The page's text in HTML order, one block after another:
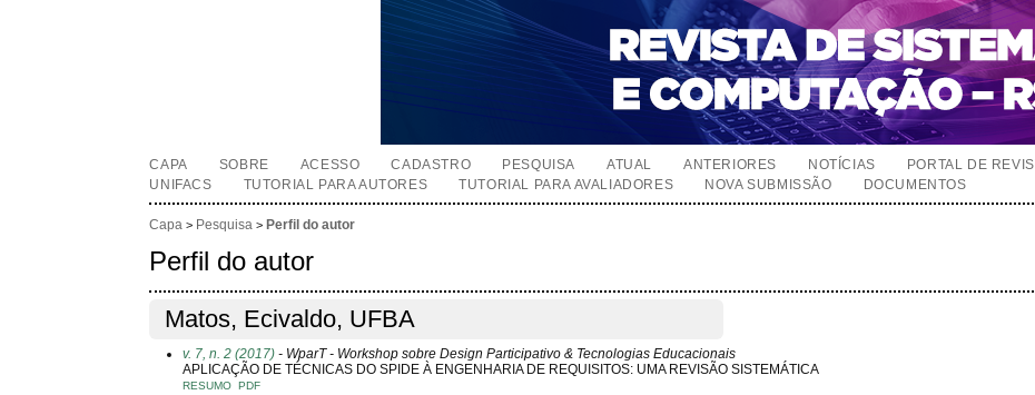
CAPA SOBRE ACESSO CADASTRO PESQUISA ATUAL ANTERIORES NOTÍCIAS
PORTAL DE
UNIFACS
TUTORIAL PARA AUTORES TUTORIAL PARA AVALIADORES NOVA SUBMISSÃO DOCUMENTOS
Capa > Pesquisa > Perfil do autor
Perfil do autor
Matos, Ecivaldo, UFBA
v. 7, n. 2 (2017) - WparT - Workshop sobre Design Participativo & Tecnologias Educacionais
APLICAÇÃO DE TÉCNICAS DO SPIDE À ENGENHARIA DE REQUISITOS: UMA REVISÃO SISTEMÁTICA
RESUMO PDF